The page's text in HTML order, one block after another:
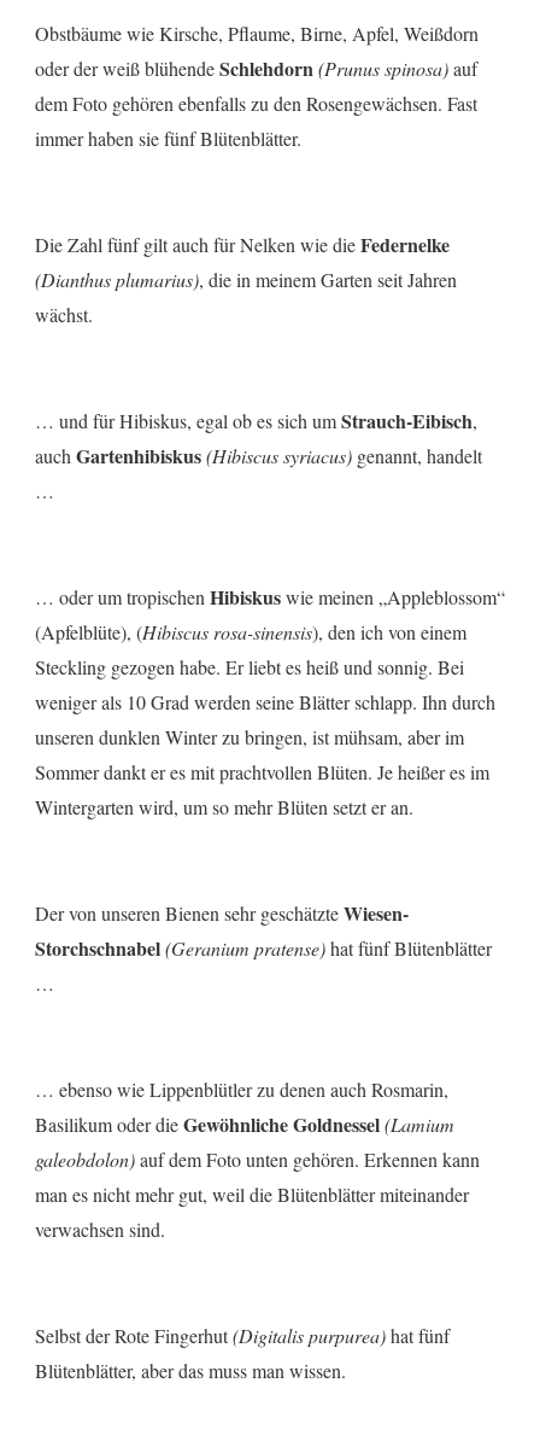
Obstbäume wie Kirsche, Pflaume, Birne, Apfel, Weißdorn
oder der weiß blühendeSchlehdorn(Prunus spinosa)auf
dem Foto gehören ebenfalls zu den Rosengewächsen. Fast
immer haben sie fünf Blütenblätter.
Die Zahl fünf gilt auch für Nelken wie dieFedernelke
(Dianthus plumarius), die in meinem Garten seit Jahren
wächst.
… und für Hibiskus, egal ob es sich umStrauch-Eibisch,
auchGartenhibiskus(Hibiscus syriacus) genannt, handelt
…
… oder um tropischenHibiskuswie meinen „Appleblossom“
(Apfelblüte), (Hibiscus rosa-sinensis), den ich von einem
Steckling gezogen habe. Er liebt es heiß und sonnig. Bei
weniger als 10 Grad werden seine Blätter schlapp. Ihn durch
unseren dunklen Winter zu bringen, ist mühsam, aber im
Sommer dankt er es mit prachtvollen Blüten. Je heißer es im
Wintergarten wird, um so mehr Blüten setzt er an.
Der von unseren Bienen sehr geschätzteWiesen-
Storchschnabel(Geranium pratense)hat fünf Blütenblätter
…
… ebenso wie Lippenblütler zu denen auch Rosmarin,
Basilikum oder dieGewöhnliche Goldnessel(Lamium
galeobdolon)auf dem Foto unten gehören. Erkennen kann
man es nicht mehr gut, weil die Blütenblätter miteinander
verwachsen sind.
Selbst der Rote Fingerhut(Digitalis purpurea)hat fünf
Blütenblätter, aber das muss man wissen.